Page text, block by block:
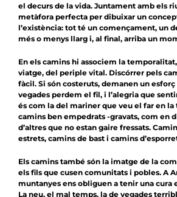
el decurs de la vida. Juntament amb els
metàfora perfecta per dibuixar un
l’existència: tot té un començament, un
més o menys llarg i, al final, arriba un
En els camins hi associem la
viatge, del periple vital. Discórrer pels
fàcil. Si són costeruts, demanen un
vegades perdem el fil, i l’alegria que
és com la del mariner que veu el far en la
camins ben empedrats -gravats, com en
d’altres que no estan gaire fressats.
estrets, camins de bast i camins
Els camins també són la imatge de la
els fils que cusen comunitats i pobles. A
muntanyes ens obliguen a tenir una cura
La neu, el mal temps, la de vegades